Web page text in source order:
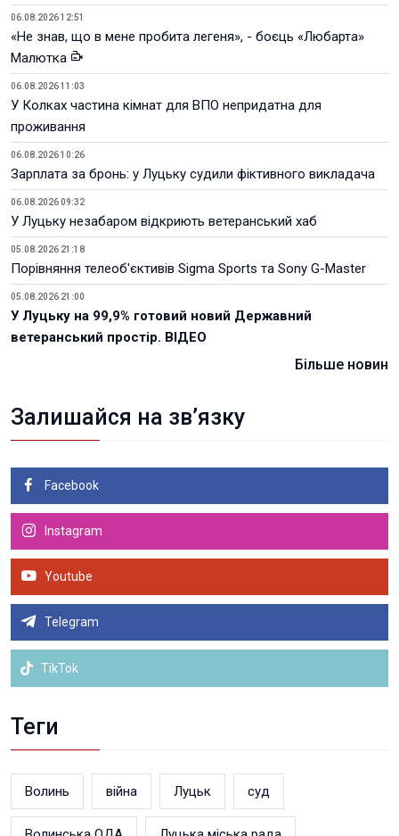
06.08.2026 12:51
«Не знав, що в мене пробита легеня», - боєць «Любарта»
Малютка
06.08.2026 11:03
У Колках частина кімнат для ВПО непридатна для
проживання
06.08.2026 10:26
Зарплата за бронь: у Луцьку судили фіктивного викладача
06.08.2026 09:32
У Луцьку незабаром відкриють ветеранський хаб
05.08.2026 21:18
Порівняння телеоб'єктивів Sigma Sports та Sony G-Master
05.08.2026 21:00
У Луцьку на 99,9% готовий новий Державний
ветеранський простір. ВІДЕО
Більше новин
Залишайся на зв’язку
Facebook
Instagram
Youtube
Telegram
TikTok
Теги
Волинь війна Луцьк суд